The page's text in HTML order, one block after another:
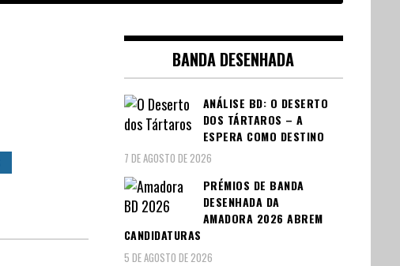
BANDA DESENHADA
ANÁLISE BD: O DESERTO
DOS TÁRTAROS – A
ESPERA COMO DESTINO
7 DE AGOSTO DE 2026
PRÉMIOS DE BANDA
DESENHADA DA
AMADORA 2026 ABREM
CANDIDATURAS
5 DE AGOSTO DE 2026